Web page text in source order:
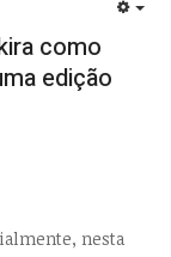
como
edição
nesta